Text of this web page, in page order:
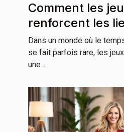
Comment les
renforcent les
?
Dans un monde où le
se fait parfois rare, les
une...